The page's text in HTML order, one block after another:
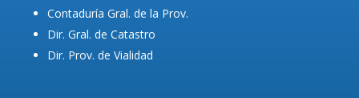
Contaduría Gral. de la Prov.
Dir. Gral. de Catastro
Dir. Prov. de Vialidad